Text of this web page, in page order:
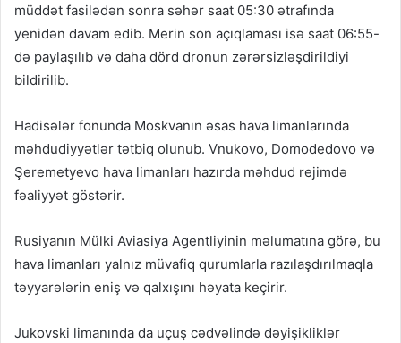
müddət fasilədən sonra səhər saat 05:30 ətrafında
yenidən davam edib. Merin son açıqlaması isə saat 06:55-
də paylaşılıb və daha dörd dronun zərərsizləşdirildiyi
bildirilib.
Hadisələr fonunda Moskvanın əsas hava limanlarında
məhdudiyyətlər tətbiq olunub. Vnukovo, Domodedovo və
Şeremetyevo hava limanları hazırda məhdud rejimdə
fəaliyyət göstərir.
Rusiyanın Mülki Aviasiya Agentliyinin məlumatına görə, bu
hava limanları yalnız müvafiq qurumlarla razılaşdırılmaqla
təyyarələrin eniş və qalxışını həyata keçirir.
Jukovski limanında da uçuş cədvəlində dəyişikliklər